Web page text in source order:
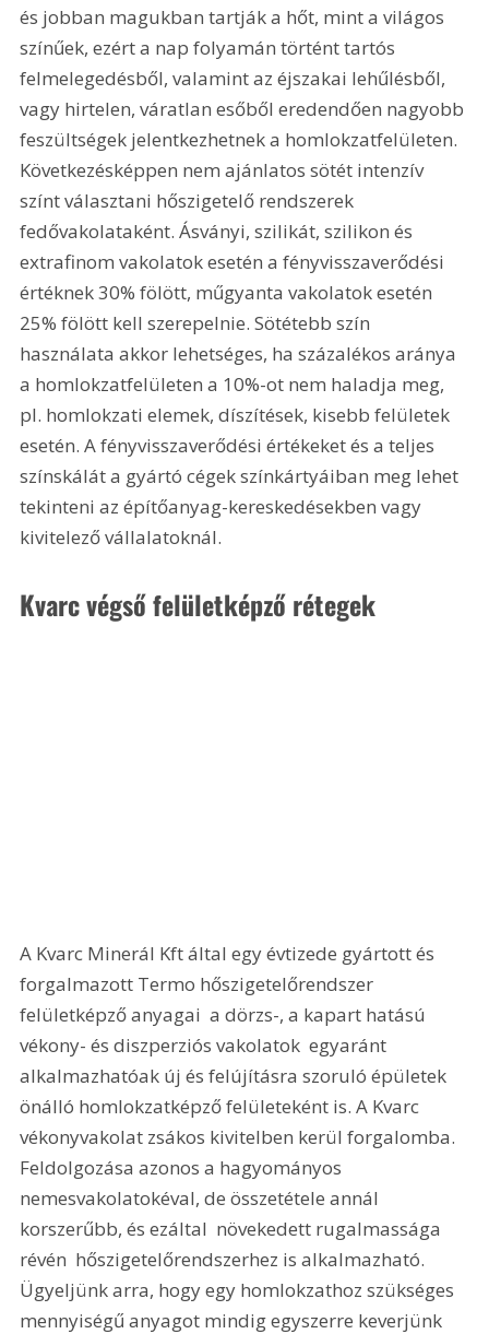
és jobban magukban tartják a hőt, mint a világos
színűek, ezért a nap folyamán történt tartós
felmelegedésből, valamint az éjszakai lehűlésből,
vagy hirtelen, váratlan esőből eredendően nagyobb
feszültségek jelentkezhetnek a homlokzatfelületen.
Következésképpen nem ajánlatos sötét intenzív
színt választani hőszigetelő rendszerek
fedővakolataként. Ásványi, szilikát, szilikon és
extrafinom vakolatok esetén a fényvisszaverődési
értéknek 30% fölött, műgyanta vakolatok esetén
25% fölött kell szerepelnie. Sötétebb szín
használata akkor lehetséges, ha százalékos aránya
a homlokzatfelületen a 10%-ot nem haladja meg,
pl. homlokzati elemek, díszítések, kisebb felületek
esetén. A fényvisszaverődési értékeket és a teljes
színskálát a gyártó cégek színkártyáiban meg lehet
tekinteni az építőanyag-kereskedésekben vagy
kivitelező vállalatoknál.
Kvarc végső felületképző rétegek
A Kvarc Minerál Kft által egy évtizede gyártott és
forgalmazott Termo hőszigetelőrendszer
felületképző anyagai  a dörzs-, a kapart hatású
vékony- és diszperziós vakolatok  egyaránt
alkalmazhatóak új és felújításra szoruló épületek
önálló homlokzatképző felületeként is. A Kvarc
vékonyvakolat zsákos kivitelben kerül forgalomba.
Feldolgozása azonos a hagyományos
nemesvakolatokéval, de összetétele annál
korszerűbb, és ezáltal  növekedett rugalmassága
révén  hőszigetelőrendszerhez is alkalmazható.
Ügyeljünk arra, hogy egy homlokzathoz szükséges
mennyiségű anyagot mindig egyszerre keverjünk